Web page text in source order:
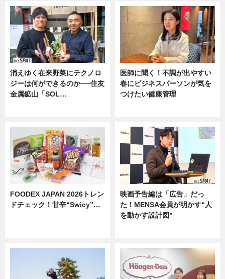
消えゆく在来野菜にテクノロ
ジーは何ができるのか──住友
金属鉱山「SOL…
医師に聞く！不調が出やすい
春にビジネスパーソンが気を
つけたい健康管理
FOODEX JAPAN 2026トレン
ドチェック！甘辛“Swicy”…
映画予告編は「広告」だっ
た！MENSA会員が明かす“人
を動かす設計図”